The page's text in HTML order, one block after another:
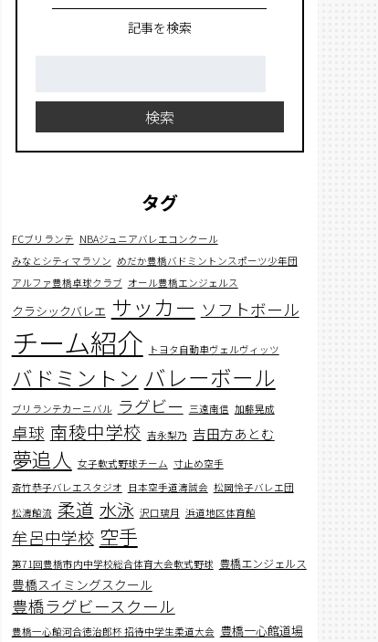
記事を検索
検索
タグ
FCブリランテ NBAジュニアバレエコンクール
みなとシティマラソン めだか豊橋バドミントンスポーツ少年団
アルファ豊橋卓球クラブ オール豊橋エンジェルス
クラシックバレエ サッカー ソフトボール
チーム紹介 トヨタ自動車ヴェルヴィッツ
バドミントン バレーボール
ブリランテカーニバル ラグビー 三遠南信 加藤晃成
卓球 南稜中学校 吉永梨乃 吉田方あとむ
夢追人 女子軟式野球チーム 寸止め空手
斎竹恭子バレエスタジオ 日本空手道濤誠会 松岡怜子バレエ団
松濤館流 柔道 水泳 沢口璃月 浜道地区体育館
牟呂中学校 空手
第71回豊橋市内中学校総合体育大会軟式野球 豊橋エンジェルス
豊橋スイミングスクール
豊橋ラグビースクール
豊橋一心館河合徳治郎杯 招待中学生柔道大会 豊橋一心館道場